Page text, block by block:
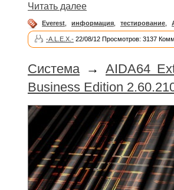
Читать далее
Everest информация тестирование
-A.L.E.X.- 22/08/12 Просмотров: 3137
Система → AIDA64
Business Edition